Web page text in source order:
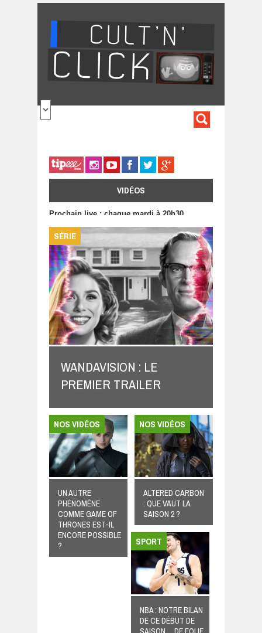
VIDÉOS
Prochain live : chaque mardi à 20h30
SÉRIE
WANDAVISION : LE
PREMIER TRAILER
NOS VIDÉOS
UN AUTRE
PHÉNOMÈNE
COMME GAME OF
THRONES EST-IL
ENCORE POSSIBLE
?
NOS VIDÉOS
ALTERED CARBON
: QUE VAUT LA
SAISON 2 ?
SPORT
NBA : NOTRE BILAN
DE CE DÉBUT DE